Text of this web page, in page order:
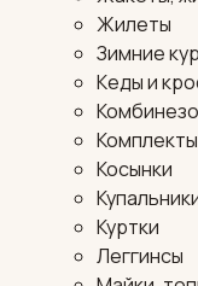
Жилеты
Зимние
Кеды и
Комплекты
Косынки
Куртки
Леггинсы